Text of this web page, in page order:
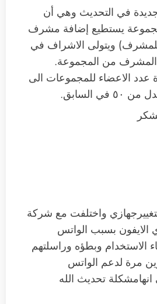
في التحديث وهي أن
يستطيع إضافة مشرف
ويتولى الاشراف في
من المجموعة.
عدد الاعضاء للمجموعات الى
واختلفت مع شركة
الايفون بسبب الواتس
الاستخدام وبطؤه وراسلتهم
مرة لدعم الواتس
انهامشكلة تحديث الله